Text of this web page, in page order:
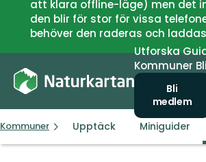
att klara offline-läge) men det
den blir för stor för vissa
behöver den raderas och
Utforska
Kommuner
Bli
medlem
Kommuner Åmål
Upptäck Miniguider